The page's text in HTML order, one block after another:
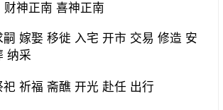
财神正南 喜神正南
嗣 嫁娶 移徙 入宅 开市 交易 修造 安
纳采
祀 祈福 斋醮 开光 赴任 出行